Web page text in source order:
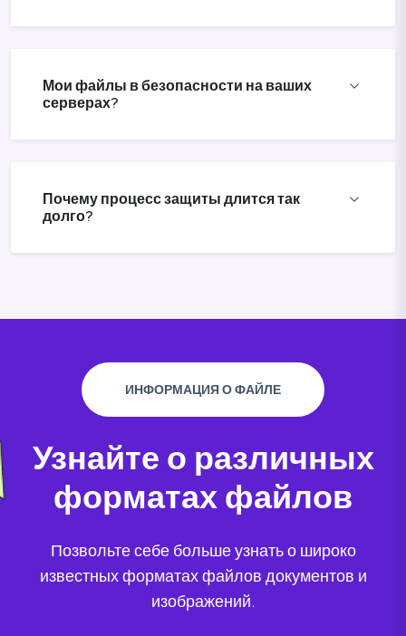
Мои файлы в безопасности на ваших
серверах?
Почему процесс защиты длится так
долго?
ИНФОРМАЦИЯ О ФАЙЛЕ
Узнайте о различных
форматах файлов
Позвольте себе больше узнать о широко
известных форматах файлов документов и
изображений.